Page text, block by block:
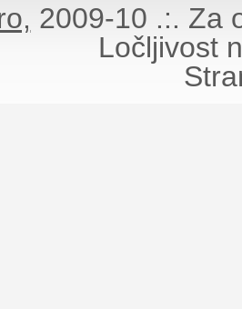
2009-10 .:. Za
Ločljivost